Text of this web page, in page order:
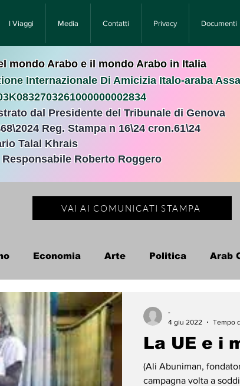
I Viaggi Media Contatti Privacy Documenti
mondo Arabo e il mondo Arabo in Italia
Internazionale Di Amicizia Italo-araba
dal Presidente del Tribunale di Genova
Reg. Stampa n 16\24 cron.61\24
Talal Khrais
Roberto Roggero
VAI AI COMUNICATI STAMPA
Economia Arte Politica Arab
Stampa Cronaca
Archeologia Musica Cinema
La UE e i
(Ali Abuniman,
campagna volta a
-
4 giu 2022
Tempo